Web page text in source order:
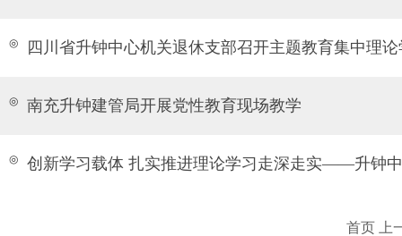
◎ 四川省升钟中心机关退休支部召开主题教育集中理
◎ 南充升钟建管局开展党性教育现场教学
◎ 创新学习载体 扎实推进理论学习走深走实——升钟
首页 上